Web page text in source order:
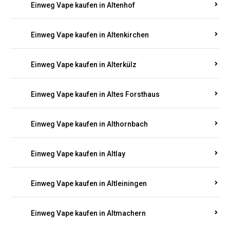
Einweg Vape kaufen in Altenhof
Einweg Vape kaufen in Altenkirchen
Einweg Vape kaufen in Alterkülz
Einweg Vape kaufen in Altes Forsthaus
Einweg Vape kaufen in Althornbach
Einweg Vape kaufen in Altlay
Einweg Vape kaufen in Altleiningen
Einweg Vape kaufen in Altmachern